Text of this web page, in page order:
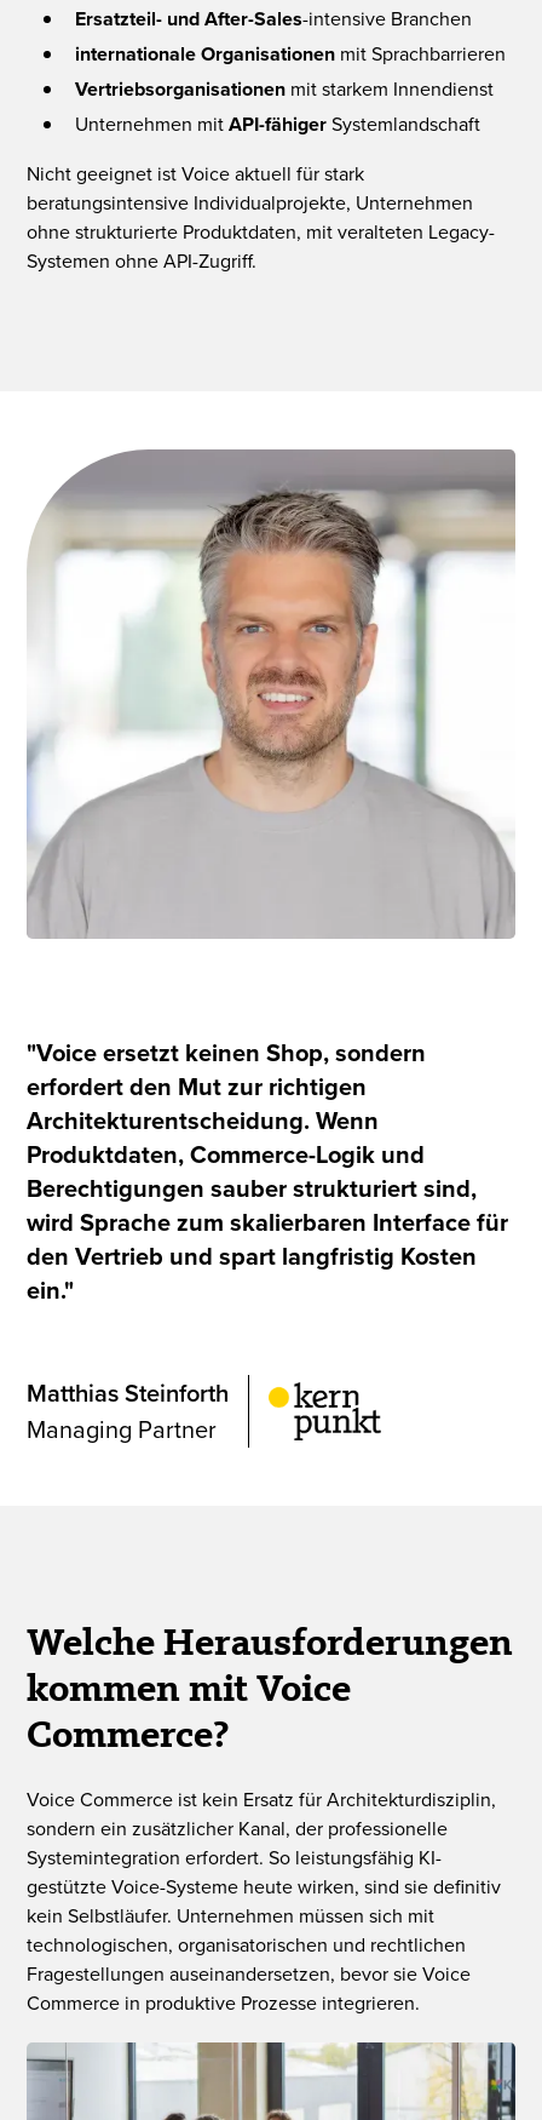
Ersatzteil- und After-Sales-intensive Branchen
internationale Organisationen mit Sprachbarrieren
Vertriebsorganisationen mit starkem Innendienst
Unternehmen mitAPI-fähigerSystemlandschaft
Nicht geeignet ist Voice aktuell für stark
beratungsintensive Individualprojekte, Unternehmen
ohne strukturierte Produktdaten, mit veralteten Legacy-
Systemen ohne API-Zugriff.
"Voice ersetzt keinen Shop, sondern
erfordert den Mut zur richtigen
Architekturentscheidung. Wenn
Produktdaten, Commerce-Logik und
Berechtigungen sauber strukturiert sind,
wird Sprache zum skalierbaren Interface für
den Vertrieb und spart langfristig Kosten
ein."
Matthias Steinforth
Managing Partner
Welche Herausfor­derungen
kommen mit Voice
Commerce?
Voice Commerce ist kein Ersatz für Architekturdisziplin,
sondern ein zusätzlicher Kanal, der professionelle
Systemintegration erfordert. So leistungsfähig KI-
gestützte Voice-Systeme heute wirken, sind sie definitiv
kein Selbstläufer. Unternehmen müssen sich mit
technologischen, organisatorischen und rechtlichen
Fragestellungen auseinandersetzen, bevor sie Voice
Commerce in produktive Prozesse integrieren.